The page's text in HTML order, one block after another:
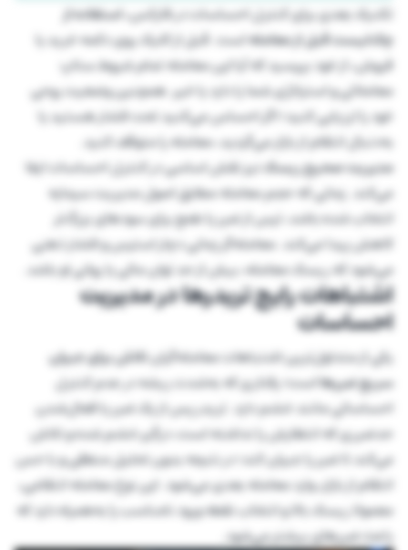
تکنیک بعدی برای کنترل احساسات در فارکس، استفاده از
چک‌لیست قبل از معاملهاست. قبل از کلیک روی دکمه خرید یا
فروش، از خود بپرسید که آیا این معامله تمام شروط ستاپ
معاملاتی و استراتژی شما را دارد یا خیر. همچنین وضعیت روحی
خود را ارزیابی کنید؛ اگر احساس می‌کنید تحت فشار هستید یا
به‌دنبال انتقام از بازار می‌گردید، معامله را متوقف کنید.
مدیریت صحیح ریسکنیز نقش اساسی در کنترل احساسات ایفا
می‌کند. زمانی که حجم معامله مطابق اصول مدیریت سرمایه
انتخاب شده باشد، ترس از ضرر یا طمع برای سودهای بزرگ‌تر
کاهش پیدا می‌کند. معامله‌گر زمانی دچار استرس و فشار ذهنی
می‌شود که ریسک معامله، بیش از حد توان مالی یا روانی او باشد.
اشتباهات رایج تریدرها در مدیریت
احساسات
یکی از متداول‌ترین اشتباهات معامله‌گرانتلاش برای جبران
سریع ضررهااست؛ رفتاری که به‌شدت ریشه در عدم کنترل
احساساتی مانند خشم دارد. تریدر پس از یک ضرر یا فعال‌شدن
حدضرری که انتظارش را نداشته است، درگیر خشم شده و تلاش
می‌کند تا ضرر را جبران کند؛ در نتیجه بدون تحلیل منطقی و با حس
انتقام از بازار، وارد معامله بعدی می‌شود. این نوع معامله انتقامی،
معمولا ریسک بالا و انتخاب نقطه ورود نامناسب را به‌همراه دارد که
باعث ضررهای بیشتر می‌شود.